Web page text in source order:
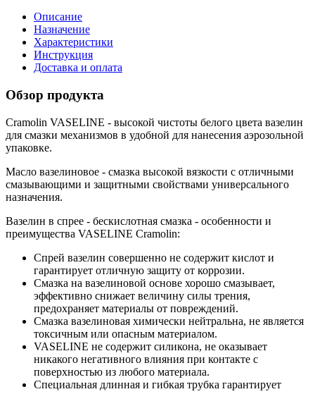
Описание
Назначение
Характеристики
Инструкция
Доставка и оплата
Обзор продукта
Cramolin VASELINE - высокой чистоты белого цвета вазелин
для смазки механизмов в удобной для нанесения аэрозольной
упаковке.
Масло вазелиновое - смазка высокой вязкости с отличными
смазывающими и защитными свойствами универсального
назначения.
Вазелин в спрее - бескислотная смазка - особенности и
преимущества VASELINE Cramolin:
Спрей вазелин совершенно не содержит кислот и
гарантирует отличную защиту от коррозии.
Смазка на вазелиновой основе хорошо смазывает,
эффективно снижает величину силы трения,
предохраняет материалы от повреждений.
Смазка вазелиновая химически нейтральна, не является
токсичным или опасным материалом.
VASELINE не содержит силикона, не оказывает
никакого негативного влияния при контакте с
поверхностью из любого материала.
Специальная длинная и гибкая трубка гарантирует